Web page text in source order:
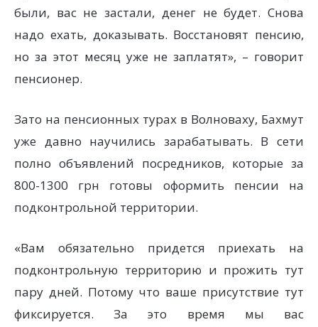
были, вас не застали, денег не будет. Снова
надо ехать, доказывать. Восстановят пенсию,
но за этот месяц уже не заплатят», – говорит
пенсионер.
Зато на пенсионных турах в Волноваху, Бахмут
уже давно научились зарабатывать. В сети
полно объявлений посредников, которые за
800-1300 грн готовы оформить пенсии на
подконтрольной территории.
«Вам обязательно придется приехать на
подконтрольную территорию и прожить тут
пару дней. Потому что ваше присутствие тут
фиксируется. За это время мы вас